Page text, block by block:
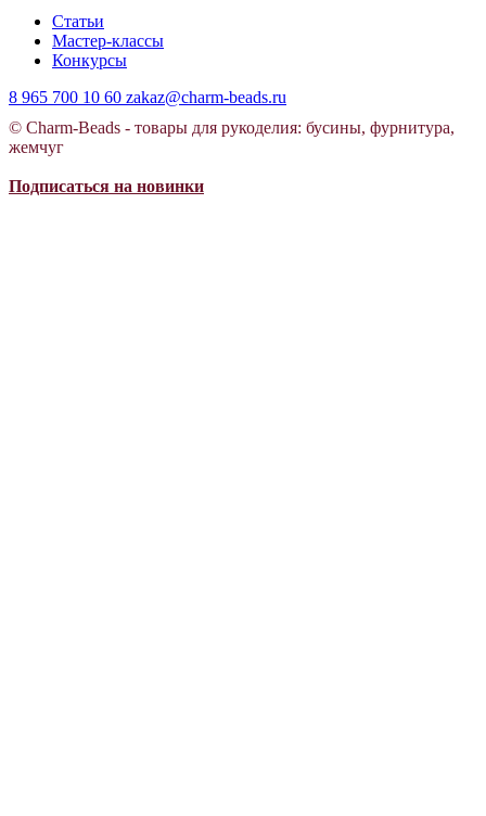
Статьи
Мастер-классы
Конкурсы
8 965 700 10 60 zakaz@charm-beads.ru
© Charm-Beads - товары для рукоделия: бусины, фурнитура,
жемчуг
Подписаться на новинки